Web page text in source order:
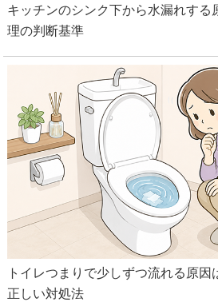
キッチンのシンク下から水漏れする
理の判断基準
トイレつまりで少しずつ流れる原因
正しい対処法